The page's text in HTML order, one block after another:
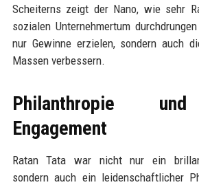
Scheiterns zeigt der Nano, wie sehr
sozialen Unternehmertum
nur Gewinne erzielen, sondern auch
Massen verbessern.
Philanthropie
Engagement
Ratan Tata war nicht nur ein
sondern auch ein leidenschaftlicher